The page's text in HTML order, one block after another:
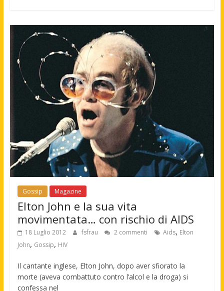
Gossip Magazine
Elton John e la sua vita
movimentata… con rischio di AIDS
18 Luglio 2012 fsfrau 2 commenti Aids, Elton
John, Gossip, HIV
Il cantante inglese, Elton John, dopo aver sfiorato la
morte (aveva combattuto contro l’alcol e la droga) si
confessa nel